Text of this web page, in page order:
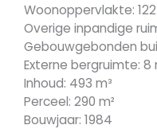
Woonoppervlakte: 122
Overige inpandige
Gebouwgebonden
Externe bergruimte: 8
Inhoud: 493 m³
Perceel: 290 m²
Bouwjaar: 1984